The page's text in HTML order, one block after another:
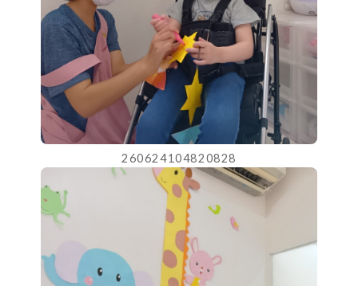
260624104820828